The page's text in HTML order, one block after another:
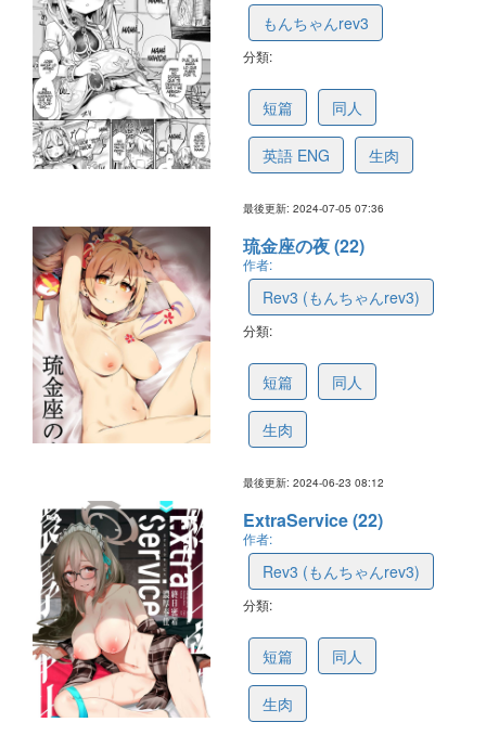
もんちゃんrev3
分類:
短篇 同人
英語 ENG 生肉
最後更新: 2024-07-05 07:36
琉金座の夜 (22)
作者:
Rev3 (もんちゃんrev3)
分類:
短篇 同人
生肉
最後更新: 2024-06-23 08:12
ExtraService (22)
作者:
Rev3 (もんちゃんrev3)
分類:
短篇 同人
生肉